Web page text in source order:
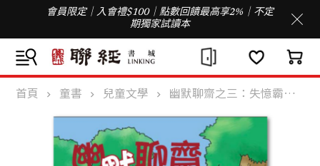
會員限定｜入會禮$100｜點數回饋最高享2%｜不定
期獨家試讀本
首頁 童書 兒童文學 幽默聊齋之三：失憶霸王龍